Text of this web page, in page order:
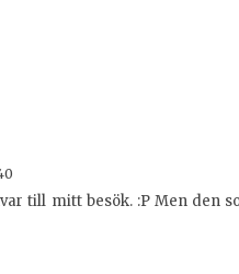
till mitt besök. :P Men den